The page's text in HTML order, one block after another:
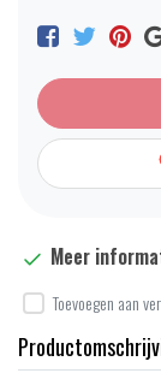
Meer
Toevoegen aan